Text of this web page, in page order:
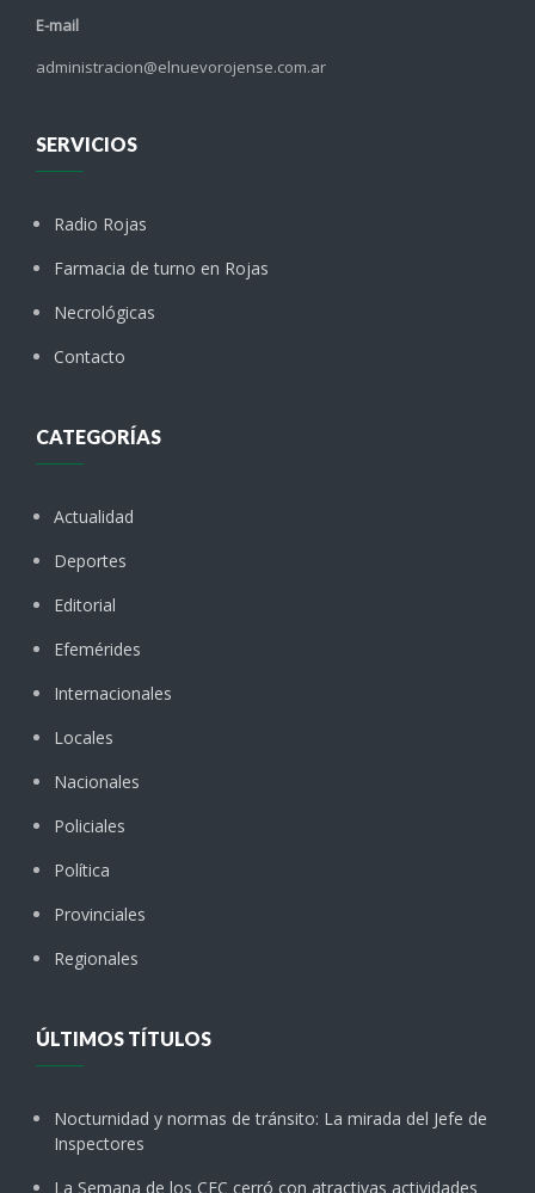
E-mail
administracion@elnuevorojense.com.ar
SERVICIOS
Radio Rojas
Farmacia de turno en Rojas
Necrológicas
Contacto
CATEGORÍAS
Actualidad
Deportes
Editorial
Efemérides
Internacionales
Locales
Nacionales
Policiales
Política
Provinciales
Regionales
ÚLTIMOS TÍTULOS
Nocturnidad y normas de tránsito: La mirada del Jefe de
Inspectores
La Semana de los CEC cerró con atractivas actividades